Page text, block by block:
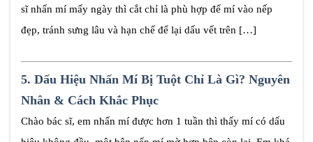
sĩ nhấn mí mấy ngày thì cắt chỉ là phù hợp để mí vào nếp
đẹp, tránh sưng lâu và hạn chế để lại dấu vết trên […]
5. Dấu Hiệu Nhấn Mí Bị Tuột Chỉ Là Gì? Nguyên
Nhân & Cách Khắc Phục
Chào bác sĩ, em nhấn mí được hơn 1 tuần thì thấy mí có dấu